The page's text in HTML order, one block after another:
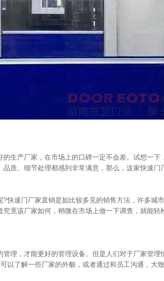
生产厂家，在市场上的口碑一定不会差。试想一下
质、细节处理都感到非常满意，那么，这家快速门
速门厂家直销是如比较多见的销售方法，许多城
竟该厂家如何，稍微在市场上做一下调查，就能轻
理，才能更好的管理设备。但是人们对于厂家管理
以了解一些厂家的外貌，或者通过和员工沟通，大